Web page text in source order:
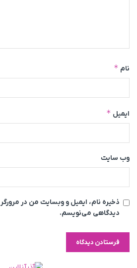
نام *
ایمیل *
وب‌ سایت
ذخیره نام، ایمیل و وبسایت من در مرورگر
دیدگاهی می‌نویسم.